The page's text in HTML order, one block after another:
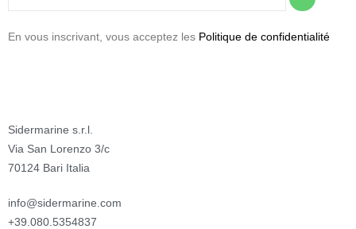
En vous inscrivant, vous acceptez les Politique de confidentialité
Sidermarine s.r.l.
Via San Lorenzo 3/c
70124 Bari Italia
info@sidermarine.com
+39.080.5354837